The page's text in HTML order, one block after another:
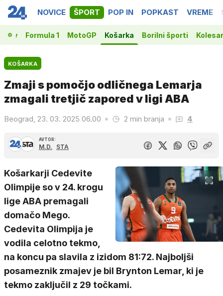
NOVICE ŠPORT POP IN POPKAST VREME
Formula 1 MotoGP Košarka Borilni športi
KOŠARKA
Zmaji s pomočjo odličnega Lemarja
zmagali tretjič zapored v ligi ABA
Beograd, 23. 03. 2025 06.00 2 min branja 4
AVTOR:
M.D. STA
Košarkarji Cedevite
Olimpije so v 24. krogu
lige ABA premagali
domačo Mego.
Cedevita Olimpija je
vodila celotno tekmo,
na koncu pa slavila z izidom 81:72. Najboljši
posameznik zmajev je bil Brynton Lemar, ki je
tekmo zaključil z 29 točkami.